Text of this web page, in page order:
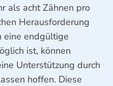
als acht Zähnen pro
Herausforderung
eine endgültige
ist, können
Unterstützung durch
hoffen. Diese